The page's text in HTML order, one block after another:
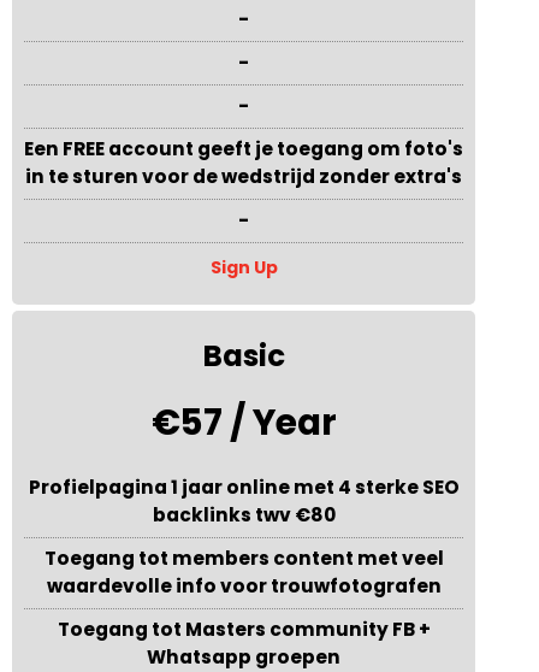
-
-
-
Een FREE account geeft je toegang om foto's
in te sturen voor de wedstrijd zonder extra's
-
Sign Up
Basic
€57 / Year
Profielpagina 1 jaar online met 4 sterke SEO
backlinks twv €80
Toegang tot members content met veel
waardevolle info voor trouwfotografen
Toegang tot Masters community FB +
Whatsapp groepen